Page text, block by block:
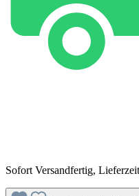
Sofort Versandfertig,